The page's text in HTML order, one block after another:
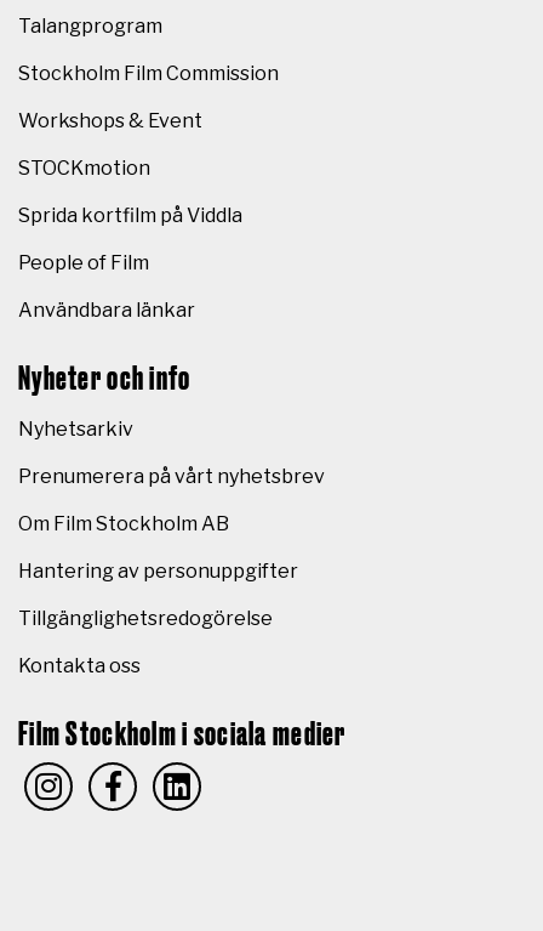
Talangprogram
Stockholm Film Commission
Workshops & Event
STOCKmotion
Sprida kortfilm på Viddla
People of Film
Användbara länkar
Nyheter och info
Nyhetsarkiv
Prenumerera på vårt nyhetsbrev
Om Film Stockholm AB
Hantering av personuppgifter
Tillgänglighetsredogörelse
Kontakta oss
Film Stockholm i sociala medier